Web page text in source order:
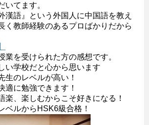
いてます。
漢語』という外国人に中国語を教え
く教師経験のあるプロばかりだから
業を受けられた方の感想です。
い学校だと心から思います
生のレベルが高い！
適に勉強できます！
楽、楽しむからこそ好きになる！
ベルからHSK6級合格！